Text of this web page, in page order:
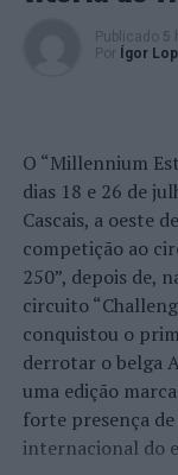
multidisciplinar
centenas de
Foto: DR.
TÓPICOS
LISBOA
PRÓXIMO
Lisboa: Detido
agente de
NÃO PERCA
Barcelos: Obra
Boas vai arrancar
Publicado 5
Por
Ígor
O “Millennium
dias 18 e 26 de
Cascais, a oeste
competição ao
250”, depois de,
circuito
conquistou o
derrotar o belga
uma edição
forte presença
internacional do